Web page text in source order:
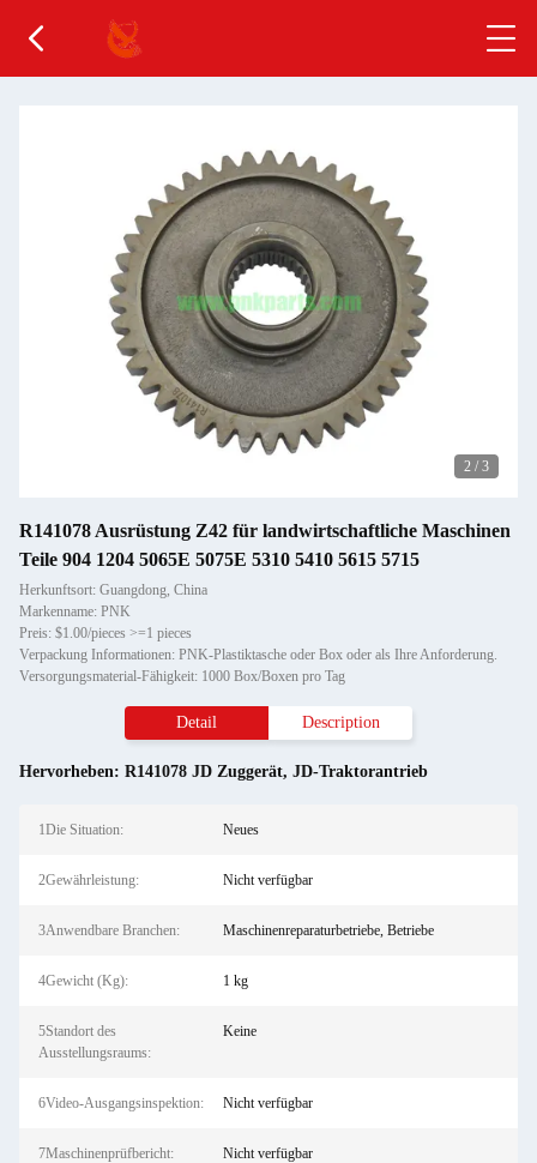
2 / 3
R141078 Ausrüstung Z42 für landwirtschaftliche Maschinen
Teile 904 1204 5065E 5075E 5310 5410 5615 5715
Herkunftsort: Guangdong, China
Markenname: PNK
Preis: $1.00/pieces >=1 pieces
Verpackung Informationen: PNK-Plastiktasche oder Box oder als Ihre Anforderung.
Versorgungsmaterial-Fähigkeit: 1000 Box/Boxen pro Tag
Detail Description
Hervorheben: R141078 JD Zuggerät, JD-Traktorantrieb
1Die Situation: Neues
2Gewährleistung: Nicht verfügbar
3Anwendbare Branchen: Maschinenreparaturbetriebe, Betriebe
4Gewicht (Kg): 1 kg
5Standort des
Ausstellungsraums:
Keine
6Video-Ausgangsinspektion: Nicht verfügbar
7Maschinenprüfbericht: Nicht verfügbar